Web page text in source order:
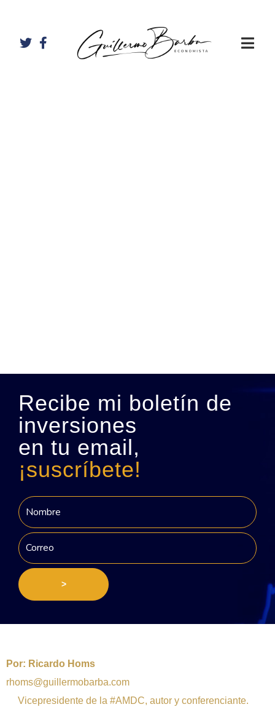
Recibe mi boletín de
inversiones
en tu email,
¡suscríbete!
>
Por: Ricardo Homs
rhoms@guillermobarba.com
Vicepresidente de la #AMDC, autor y conferenciante.